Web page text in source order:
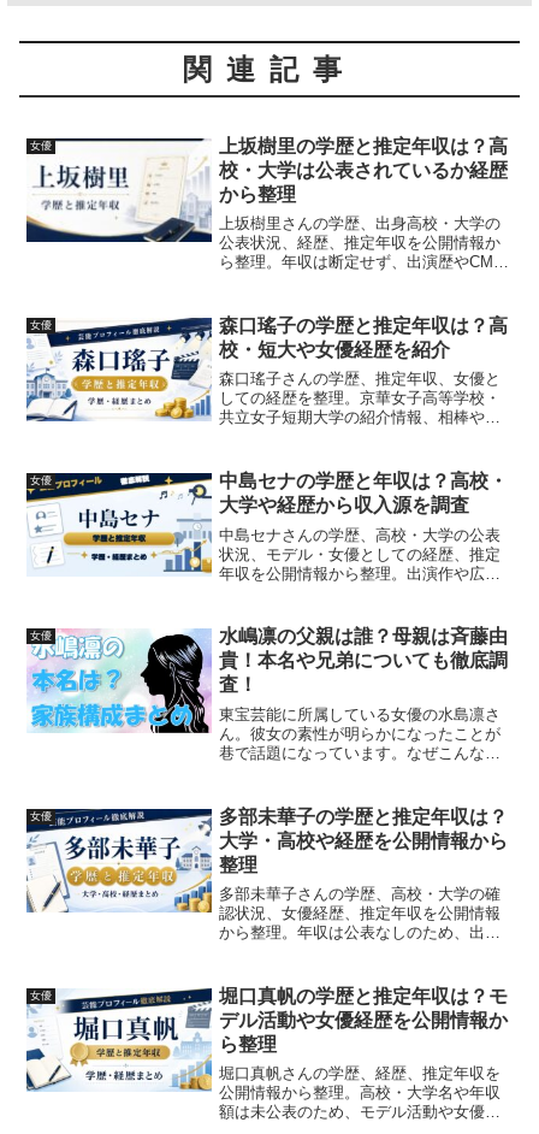
関連記事
女優
上坂樹里の学歴と推定年収は？高
校・大学は公表されているか経歴
から整理
上坂樹里さんの学歴、出身高校・大学の
公表状況、経歴、推定年収を公開情報か
ら整理。年収は断定せず、出演歴やCM起
女優
森口瑤子の学歴と推定年収は？高
校・短大や女優経歴を紹介
森口瑤子さんの学歴、推定年収、女優と
しての経歴を整理。京華女子高等学校・
共立女子短期大学の紹介情報、相棒や大
女優
中島セナの学歴と年収は？高校・
大学や経歴から収入源を調査
中島セナさんの学歴、高校・大学の公表
状況、モデル・女優としての経歴、推定
年収を公開情報から整理。出演作や広告
女優
水嶋凛の父親は誰？母親は斉藤由
貴！本名や兄弟についても徹底調
査！
東宝芸能に所属している女優の水島凛さ
ん。彼女の素性が明らかになったことが
巷で話題になっています。なぜこんなに
うことが分かったからです。この記事で
は水島凛さんの父親や兄弟...
女優
多部未華子の学歴と推定年収は？
大学・高校や経歴を公開情報から
整理
多部未華子さんの学歴、高校・大学の確
認状況、女優経歴、推定年収を公開情報
から整理。年収は公表なしのため、出演
女優
堀口真帆の学歴と推定年収は？モ
デル活動や女優経歴を公開情報か
ら整理
堀口真帆さんの学歴、経歴、推定年収を
公開情報から整理。高校・大学名や年収
額は未公表のため、モデル活動や女優出